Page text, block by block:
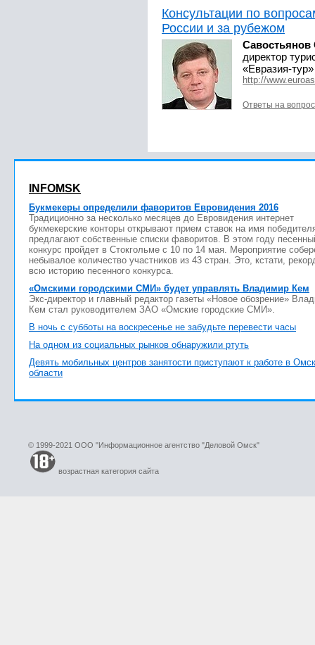
Консультации по
России и за рубежом
Савостьянов
директор
«Евразия-тур»
http://
Ответы на
INFOMSK
Букмекеры определили фаворитов Евровидения 2016
Традиционно за несколько месяцев до Евровидения интернет
букмекерские конторы открывают прием ставок на имя
предлагают собственные списки фаворитов. В этом году
конкурс пройдет в Стокгольме с 10 по 14 мая. Мероприятие
небывалое количество участников из 43 стран. Это, кстати,
всю историю песенного конкурса.
«Омскими городскими СМИ» будет управлять Владимир Кем
Экс-директор и главный редактор газеты «Новое обозрение»
Кем стал руководителем ЗАО «Омские городские СМИ».
В ночь с субботы на воскресенье не забудьте перевести часы
На одном из социальных рынков обнаружили ртуть
Девять мобильных центров занятости приступают к работе в
области
© 1999-2021 ООО "Информационное агентство "Деловой Омск"
возрастная категория сайта